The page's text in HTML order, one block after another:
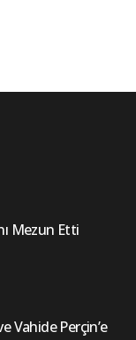
Mezun Etti
Vahide Perçin’e